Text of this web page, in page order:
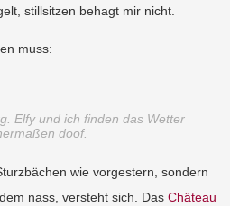
stillsitzen behagt mir nicht.
muss:
Elfy und ich finden das Wetter
doof.
wie vorgestern, sondern
nass, versteht sich. Das Château